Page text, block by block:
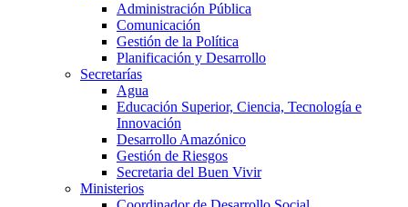
Administración Pública
Comunicación
Gestión de la Política
Planificación y Desarrollo
Secretarías
Agua
Educación Superior, Ciencia, Tecnología e
Innovación
Desarrollo Amazónico
Gestión de Riesgos
Secretaria del Buen Vivir
Ministerios